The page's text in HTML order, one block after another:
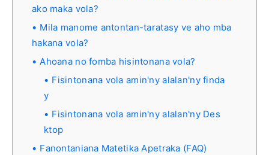
ako maka vola?
Mila manome antontan-taratasy ve aho mba
hakana vola?
Ahoana no fomba hisintonana vola?
Fisintonana vola amin'ny alalan'ny finda
y
Fisintonana vola amin'ny alalan'ny Des
ktop
Fanontaniana Matetika Apetraka (FAQ)